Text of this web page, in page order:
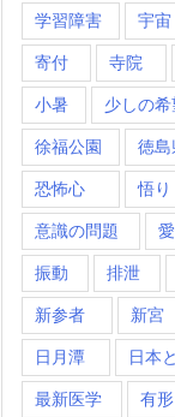
学習障害 宇宙
寄付 寺院
小暑 少しの希
徐福公園 徳
恐怖心 悟り
意識の問題
振動 排泄
新参者 新宮
日月潭 日本
最新医学 有形